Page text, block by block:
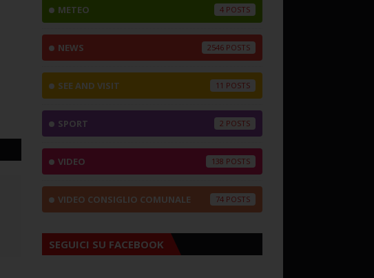
METEO 4
NEWS 2546
SEE AND VISIT 11
SPORT 2
VIDEO 138
VIDEO CONSIGLIO COMUNALE 74
SEGUICI SU FACEBOOK